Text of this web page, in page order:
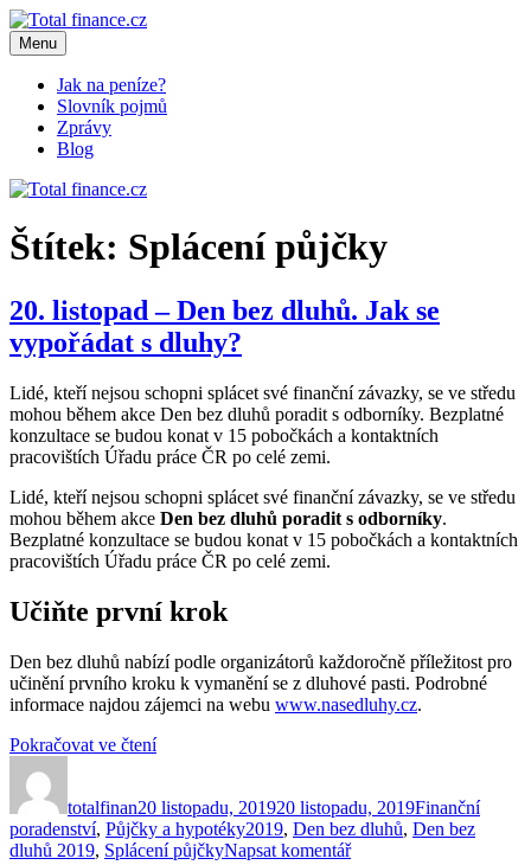
Přejít
k
obsahu
webu
Total finance.cz
Váš průvodce světem financí
Menu
Jak na peníze?
Slovník pojmů
Zprávy
Blog
Štítek: Splácení půjčky
20. listopad – Den bez dluhů. Jak se
vypořádat s dluhy?
Lidé, kteří nejsou schopni splácet své finanční závazky, se ve středu
mohou během akce Den bez dluhů poradit s odborníky. Bezplatné
konzultace se budou konat v 15 pobočkách a kontaktních
pracovištích Úřadu práce ČR po celé zemi.
Lidé, kteří nejsou schopni splácet své finanční závazky, se ve středu
mohou během akce Den bez dluhů poradit s odborníky.
Bezplatné konzultace se budou konat v 15 pobočkách a kontaktních
pracovištích Úřadu práce ČR po celé zemi.
Učiňte první krok
Den bez dluhů nabízí podle organizátorů každoročně příležitost pro
učinění prvního kroku k vymanění se z dluhové pasti. Podrobné
informace najdou zájemci na webu www.nasedluhy.cz.
Pokračovat ve čtení„20.
Den
bez
dluhů.
totalfinan20 listopadu, 201920 listopadu, 2019Finanční
poradenství, Půjčky a hypotékyŠtítky:
2019, Den bez dluhů, Den bez
dluhů 2019, Splácení půjčkyNapsat komentářpro